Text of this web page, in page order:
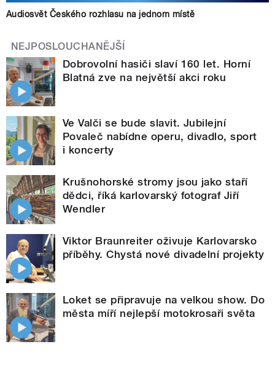
Audiosvět Českého rozhlasu na jednom místě
NEJPOSLOUCHANĚJŠÍ
Dobrovolní hasiči slaví 160 let. Horní
Blatná zve na největší akci roku
Ve Valči se bude slavit. Jubilejní
Povaleč nabídne operu, divadlo, sport
i koncerty
Krušnohorské stromy jsou jako staří
dědci, říká karlovarský fotograf Jiří
Wendler
Viktor Braunreiter oživuje Karlovarsko
příběhy. Chystá nové divadelní projekty
Loket se připravuje na velkou show. Do
města míří nejlepší motokrosaři světa